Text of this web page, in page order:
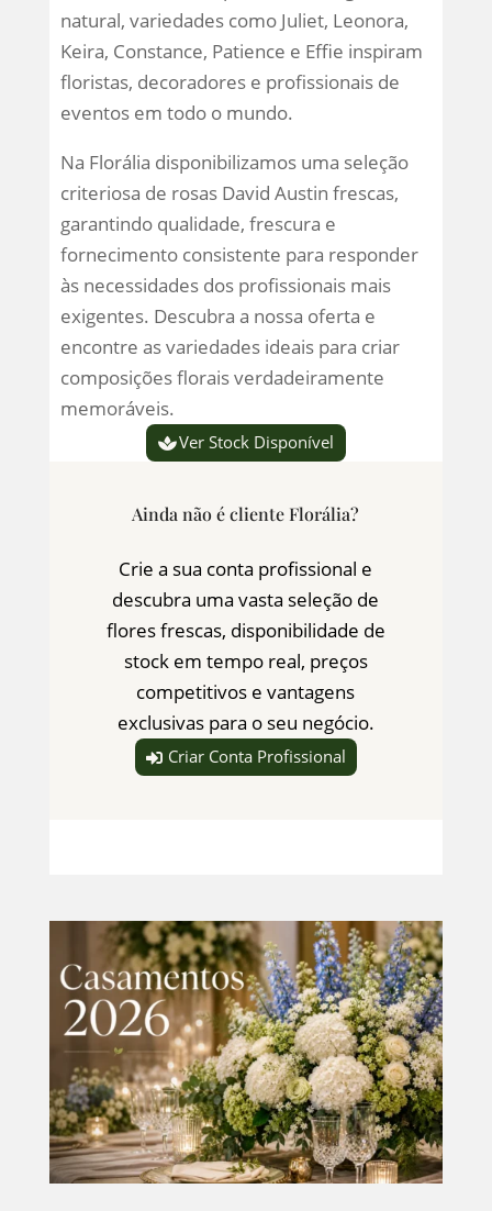
natural, variedades como Juliet, Leonora,
Keira, Constance, Patience e Effie inspiram
floristas, decoradores e profissionais de
eventos em todo o mundo.
Na Florália disponibilizamos uma seleção
criteriosa de rosas David Austin frescas,
garantindo qualidade, frescura e
fornecimento consistente para responder
às necessidades dos profissionais mais
exigentes. Descubra a nossa oferta e
encontre as variedades ideais para criar
composições florais verdadeiramente
memoráveis.
Ver Stock Disponível
Ainda não é cliente Florália?
Crie a sua conta profissional e
descubra uma vasta seleção de
flores frescas, disponibilidade de
stock em tempo real, preços
competitivos e vantagens
exclusivas para o seu negócio.
Criar Conta Profissional